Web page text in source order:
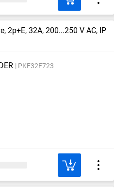
2p+E, 32A, 200...250 V AC, IP
PKF32F723